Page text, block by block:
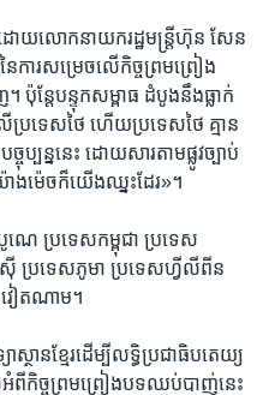
ោយ​លោក​នាយក​រដ្ឋមន្ត្រី​ហ៊ុន សែន​
ារសម្រេច​លើ​កិច្ច​ព្រមព្រៀង​
ន្តែ​បន្ទុក​សម្ពាធ​ ​ដំបូង​នឹង​ធ្លាក់​
ប្រទេស​ថៃ ​ហើយ​ប្រទេស​ថៃ​ គ្មាន​
ន្ននេះ​ ដោយសារ​តាម​ផ្លូវច្បាប់
ាងម៉េច​ក៏​យើង​ឈ្នះ​ដែរ»។
េ​ ប្រទេស​កម្ពុជា ​ប្រទេស​
ប្រទេស​ភូមា ​ប្រទេស​ហ្វីលីពីន​
វៀតណាម។
ថាន​ខ្មែរ​ដើម្បី​លទ្ធិ​ប្រជា​ធិបតេយ្យ​
អំពី​កិច្ច​ព្រមព្រៀង​បទ​ឈប់បាញ់​នេះ​